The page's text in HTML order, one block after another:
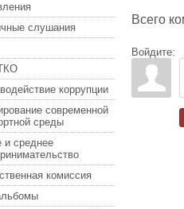
слушания
коррупции
современной
среды
и среднее
комиссия
Всего
Войдите: